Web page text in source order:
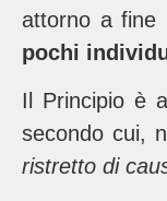
attorno a fine
pochi
Il Principio è
secondo cui,
ristretto di